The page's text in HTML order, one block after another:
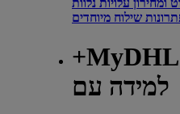
שילוח מיוחדים
+MyDHL
למידה עם